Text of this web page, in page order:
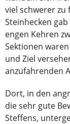
viel schwerer zu
Steinhecken
engen Kehren
Sektionen
und Ziel
anzufahrenden
Dort, in den
die sehr gute
Steffens,